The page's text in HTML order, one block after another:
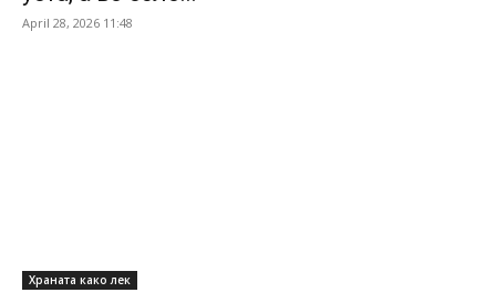
April 28, 2026 11:48
Храната како лек